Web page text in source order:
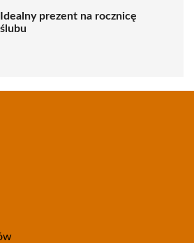
Idealny prezent na rocznicę
ślubu